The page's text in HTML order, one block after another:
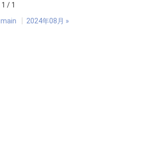
1 / 1
main 2024年08月 »